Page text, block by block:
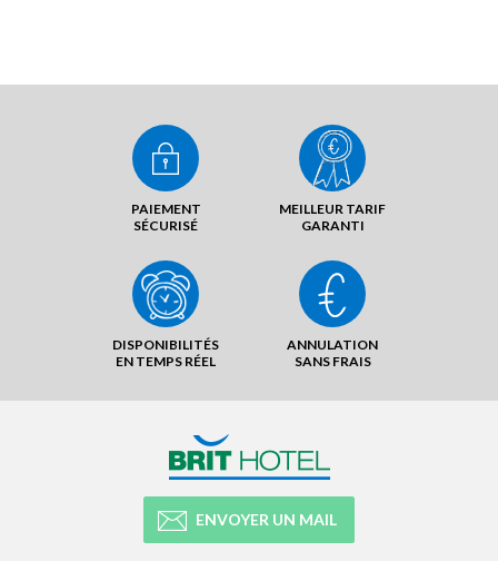
PAIEMENT
SÉCURISÉ
MEILLEUR TARIF
GARANTI
DISPONIBILITÉS
EN TEMPS RÉEL
ANNULATION
SANS FRAIS
ENVOYER UN MAIL